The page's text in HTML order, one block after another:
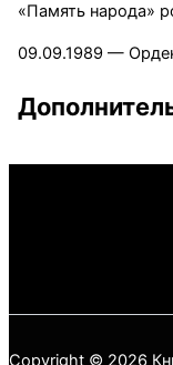
«Память народа»
09.09.1989 —